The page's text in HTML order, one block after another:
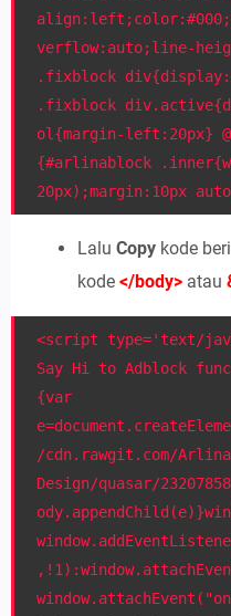
verflow:auto;line-
.fixblock
.fixblock
ol{margin-left:20px}
{#arlinablock
20px);margin:10px
Lalu Copy kode
kode </body> atau
<script type='text/
Say Hi to Adblock
{var
/cdn.rawgit.com/
Design/quasar/